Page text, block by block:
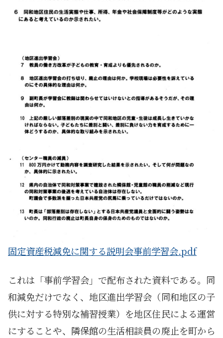
固定資産税減免に関する説明会事前学習会.pdf
これは「事前学習会」で配布された資料である。同
和減免だけでなく、地区進出学習会（同和地区の子
供に対する特別な補習授業）を地区住民による運営
にすることや、隣保館の生活相談員の廃止を町から